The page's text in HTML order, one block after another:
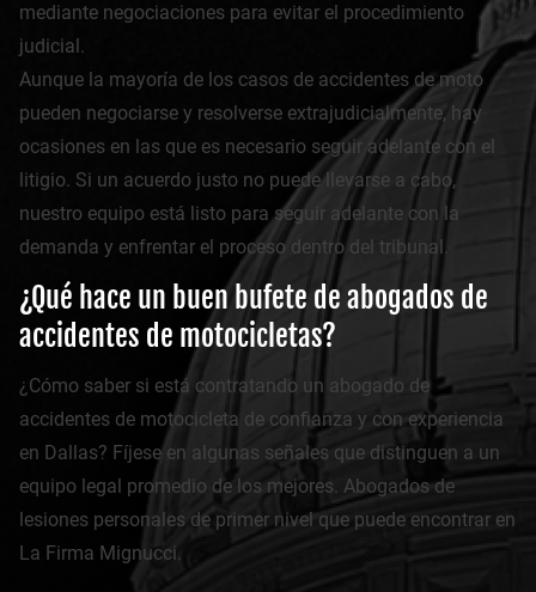
mediante negociaciones para evitar el procedimiento
judicial.
Aunque la mayoría de los casos de accidentes de moto
pueden negociarse y resolverse extrajudicialmente, hay
ocasiones en las que es necesario seguir adelante con el
litigio. Si un acuerdo justo no puede llevarse a cabo,
nuestro equipo está listo para seguir adelante con la
demanda y enfrentar el proceso dentro del tribunal.
¿Qué hace un buen bufete de abogados de
accidentes de motocicletas?
¿Cómo saber si está contratando un abogado de
accidentes de motocicleta de confianza y con experiencia
en Dallas? Fíjese en algunas señales que distinguen a un
equipo legal promedio de los mejores. Abogados de
lesiones personales de primer nivel que puede encontrar en
La Firma Mignucci.